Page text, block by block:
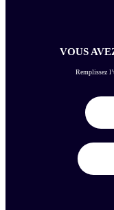
VOUS
Remplissez